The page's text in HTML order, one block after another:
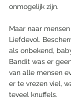
onmogelijk zijn.
Maar naar
Liefdevol.
als onbekend,
Bandit was er
van alle mensen
er te vrezen viel,
teveel knuffels.